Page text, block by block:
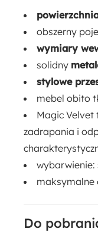
Tak
Ilość
5
Strona
Funkcje:
Bez
Pojemnik
obszerny
wymiary
solidny
stylowe
mebel obito
Magic Velvet
zadrapania i
wybarwienie:
maksymalne
Do